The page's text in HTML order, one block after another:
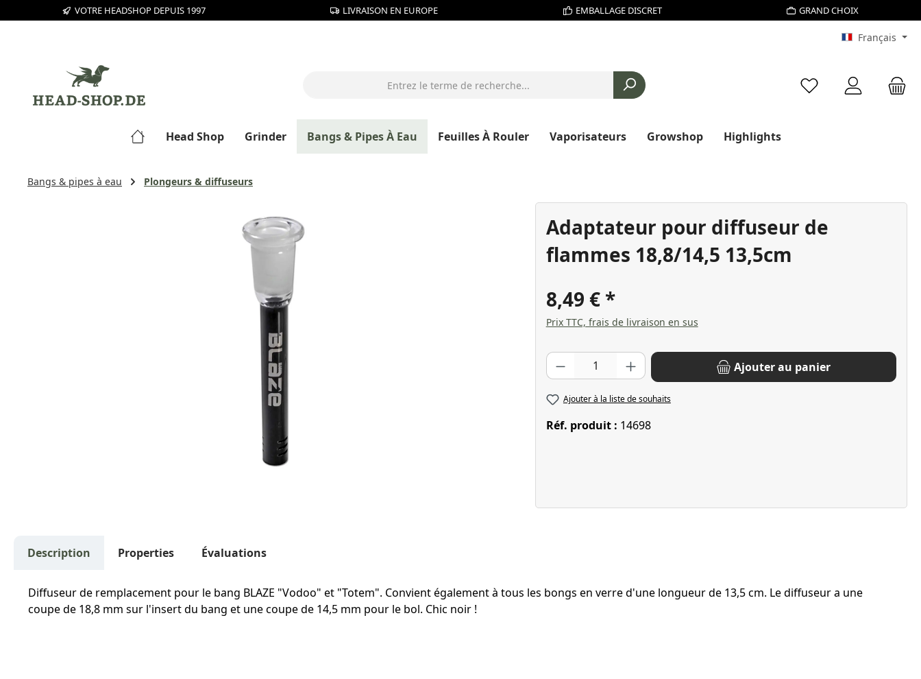
au contenu principal
Passer à la recherche
Passer à la navigation principale
VOTRE HEADSHOP DEPUIS 1997 LIVRAISON EN EUROPE EMBALLAGE DISCRET GRAND CHOIX
Français
Vous avez 0 articles
Head Shop Grinder Bangs & Pipes À Eau Feuilles À Rouler Vaporisateurs Growshop Highlights
Bangs & pipes à eau Plongeurs & diffuseurs
Adaptateur pour diffuseur de
flammes 18,8/14,5 13,5cm
8,49 €
Prix TTC, frais de livraison en sus
Quantité de produit : Entrez la quantité souhaitée ou utilisez les boutons pour
Ajouter au panier
Ajouter à la liste de souhaits
Réf. produit : 14698
Description Properties Évaluations
Diffuseur de remplacement pour le bang BLAZE "Vodoo" et "Totem". Convient également à tous les bongs en verre d'une longueur de 13,5 cm. Le diffuseur a une
coupe de 18,8 mm sur l'insert du bang et une coupe de 14,5 mm pour le bol. Chic noir !